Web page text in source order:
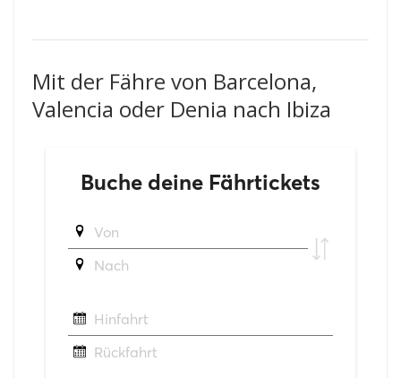
Mit der Fähre von Barcelona,
Valencia oder Denia nach Ibiza